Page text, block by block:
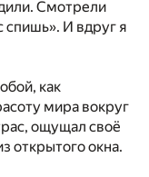
Смотрели
спишь». И вдруг я
как
мира вокруг
ощущал своё
открытого окна.